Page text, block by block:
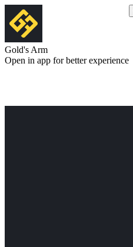
Gold's Arm
Open in app for better experience